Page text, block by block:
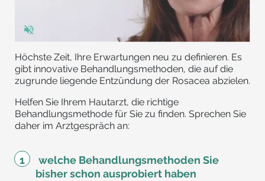
Höchste Zeit, Ihre Erwartungen neu zu definieren. Es
gibt innovative Behandlungsmethoden, die auf die
zugrunde liegende Entzündung der Rosacea abzielen.
Helfen Sie Ihrem Hautarzt, die richtige
Behandlungsmethode für Sie zu finden. Sprechen Sie
daher im Arztgespräch an:
welche Behandlungsmethoden Sie
bisher schon ausprobiert haben